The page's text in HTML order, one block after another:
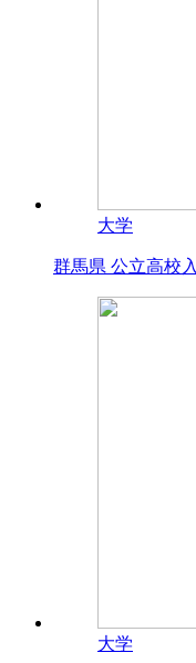
大学
群馬県 公立高校
大学